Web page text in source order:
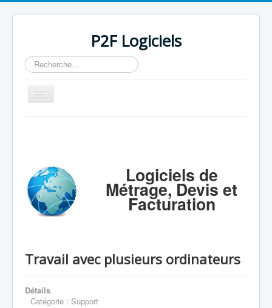
P2F Logiciels
Rechercher
Basculer
la
Support
Tarifs/Acheter
Contact / Mail / Liens
Logiciels de
Métrage, Devis et
Facturation
Travail avec plusieurs ordinateurs
Détails
Catégorie : Support